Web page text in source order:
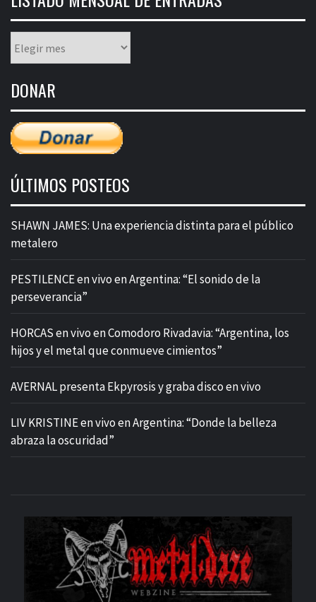
mensual
entradas
DONAR
ÚLTIMOS POSTEOS
SHAWN JAMES: Una experiencia distinta para el público
metalero
PESTILENCE en vivo en Argentina: “El sonido de la
perseverancia”
HORCAS en vivo en Comodoro Rivadavia: “Argentina, los
hijos y el metal que conmueve cimientos”
AVERNAL presenta Ekpyrosis y graba disco en vivo
LIV KRISTINE en vivo en Argentina: “Donde la belleza
abraza la oscuridad”